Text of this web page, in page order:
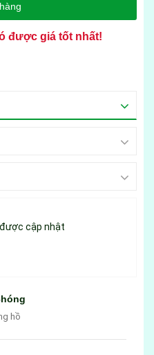
được giá tốt nhất!
cập nhật
hồ